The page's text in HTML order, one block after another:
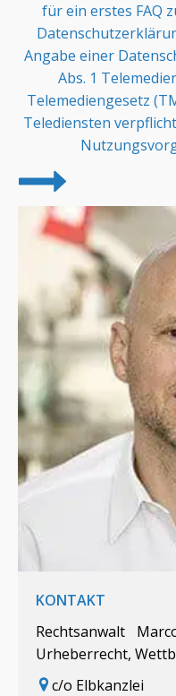
für ein erstes FAQ
Angabe einer
Abs. 1
Telemediengesetz
Telediensten
KONTAKT
Rechtsanwalt
Urheberrecht,
c/o Elbkanzlei